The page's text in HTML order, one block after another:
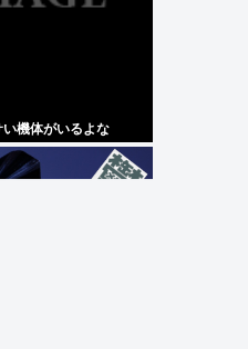
い機体がいるよな